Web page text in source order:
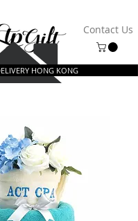
Contact Us
HONG KONG